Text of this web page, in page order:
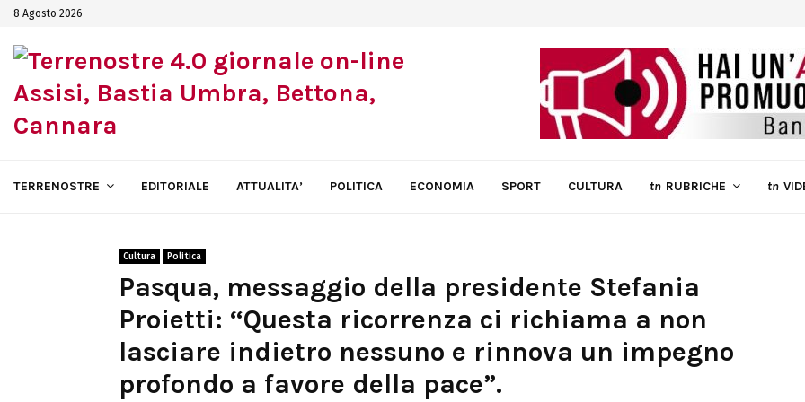
8 Agosto 2026
TERRENOSTRE EDITORIALE ATTUALITA’ POLITICA ECONOMIA SPORT CULTURA tn RUBRICHE tn
Cultura Politica
Pasqua, messaggio della presidente Stefania
Proietti: “Questa ricorrenza ci richiama a non
lasciare indietro nessuno e rinnova un impegno
profondo a favore della pace”.